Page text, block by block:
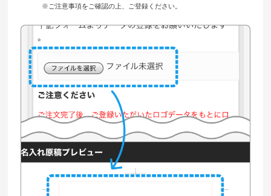
※ご注意事項をご確認の上、ご登録ください。